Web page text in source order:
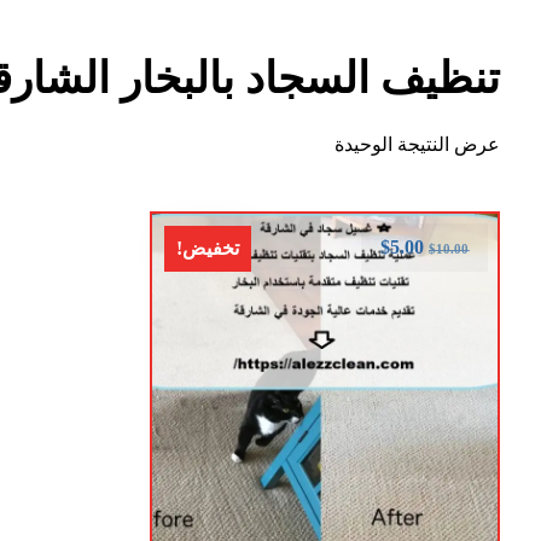
تنظيف السجاد بالبخار
عرض النتيجة الوحيدة
تخفيض! $10.00
$5.00